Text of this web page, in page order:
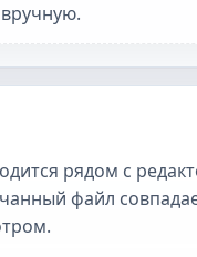
рядом с
файл